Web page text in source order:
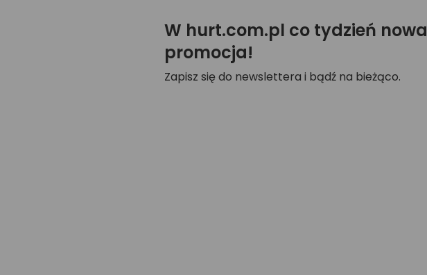
W hurt.com.pl co tydzień nowa
promocja!
Zapisz się do newslettera i bądź na bieżąco.